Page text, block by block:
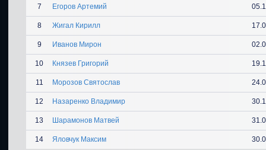
7 Егоров Артемий
8 Жигал Кирилл
9 Иванов Мирон
10 Князев Григорий
11 Морозов Святослав
12 Назаренко Владимир
13 Шарамонов Матвей
14 Яловчук Максим